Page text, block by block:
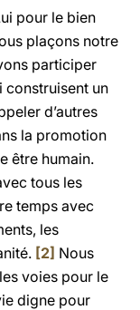
pour le bien
plaçons notre
participer
construisent un
d’autres
la promotion
être humain.
tous les
temps avec
les
[2] Nous
voies pour le
digne pour